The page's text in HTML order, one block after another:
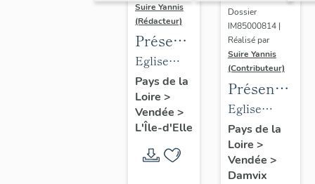
Suire Yannis
(Rédacteur)
Présentation
des
objets
mobiliers
de
de L'Île-
Eglise
paroissiale
Saint-
Hilaire de
Pays de la
Loire >
Vendée >
L'Île-d'Elle
Dossier
IM85000814 |
Réalisé par
Suire Yannis
(Contributeur)
Présentation
des
objets
mobiliers
de
Eglise
paroissiale
Saint-Guy
de Damvix
Pays de la
Loire >
Vendée >
Damvix